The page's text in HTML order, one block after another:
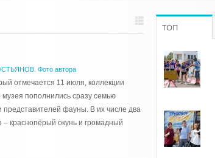
Фото автора
отмечается 11 июля, коллекции
музея пополнились сразу семью
фауны. В их числе два
– краснопёрый окунь и громадный
ТОП